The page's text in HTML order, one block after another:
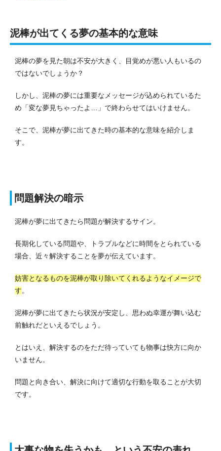
泥棒が出てくる夢の基本的な意味
泥棒の夢を見た朝は不安が大きく、目覚めが悪い人もいるの
ではないでしょうか？
しかし、泥棒の夢には重要なメッセージが込められているた
め「変な夢見ちゃったよ…」で終わらせてはいけません。
そこで、泥棒が夢に出てきた時の基本的な意味を紹介しま
す。
問題解決の暗示
泥棒が夢に出てきたら問題が解決するサイン。
長期化している問題や、トラブルなどに時間をとられている
場合、近々解決することを夢が伝えています。
妨害となるものを泥棒が取り除いてくれるようなイメージで
す。
泥棒が夢に出てきたら状況が安定し、思わぬ幸運が舞い込む
前触れだといえるでしょう。
とはいえ、解決するのをただ待っていても物事は快方に向か
いません。
問題と向き合い、解決に向けて適切な行動を取ることが大切
です。